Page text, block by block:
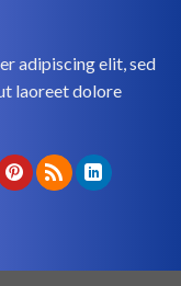
adipiscing elit, sed
laoreet dolore